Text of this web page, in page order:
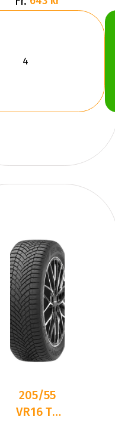
205/55
VR16 TL